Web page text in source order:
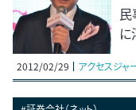
民
2012/02/29 アクセスジャ